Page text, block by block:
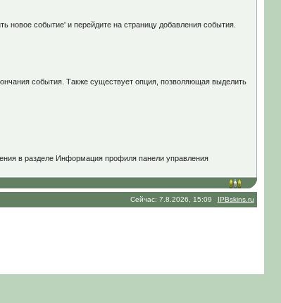
новое событие' и перейдите на страницу добавления события.
события. Также существует опция, позволяющая выделить
в разделе Информация профиля панели управления
Сейчас: 7.8.2026, 15:09 IPBskins.ru